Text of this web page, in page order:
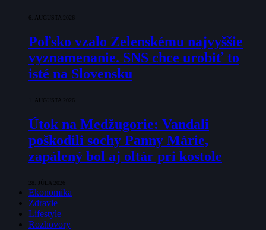
6. AUGUSTA 2026
Poľsko vzalo Zelenskému najvyššie
vyznamenanie. SNS chce urobiť to
isté na Slovensku
1. AUGUSTA 2026
Útok na Medžugorie: Vandali
poškodili sochy Panny Márie,
zapálený bol aj oltár pri kostole
28. JÚLA 2026
Ekonomika
Zdravie
Lifestyle
Rozhovory